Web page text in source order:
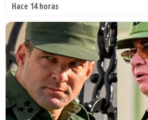
Hace 14 horas